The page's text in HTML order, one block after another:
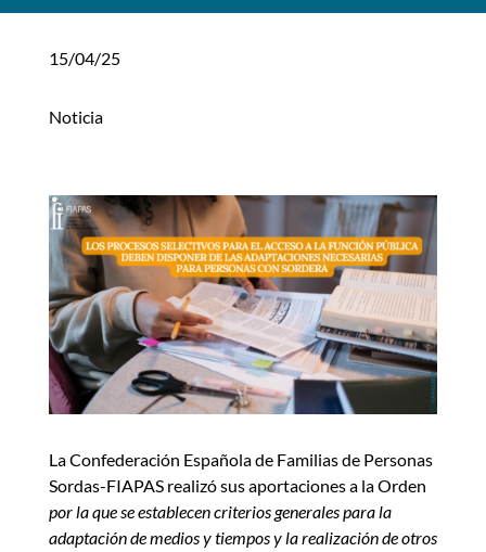
15/04/25
Noticia
La Confederación Española de Familias de Personas
Sordas-FIAPAS realizó sus aportaciones a la Orden
por la que se establecen criterios generales para la
adaptación de medios y tiempos y la realización de otros